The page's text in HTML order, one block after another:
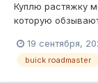
Куплю растяжку
которую
0j7&client=ms-
19 сентября,
buick roadmaster